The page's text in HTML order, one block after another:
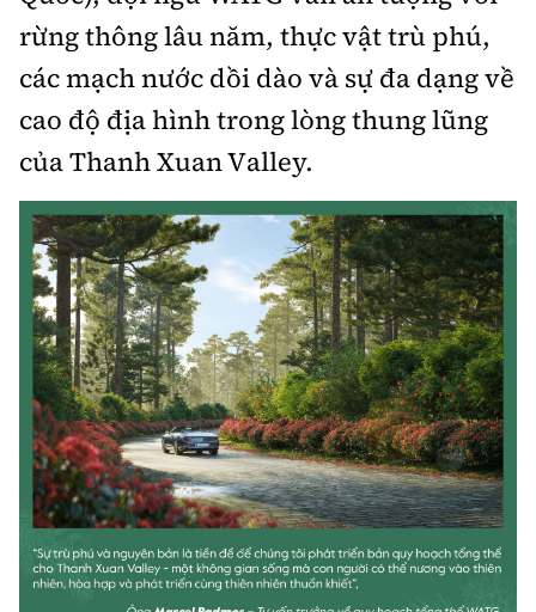
rừng thông lâu năm, thực vật trù phú,
các mạch nước dồi dào và sự đa dạng về
cao độ địa hình trong lòng thung lũng
của Thanh Xuan Valley.